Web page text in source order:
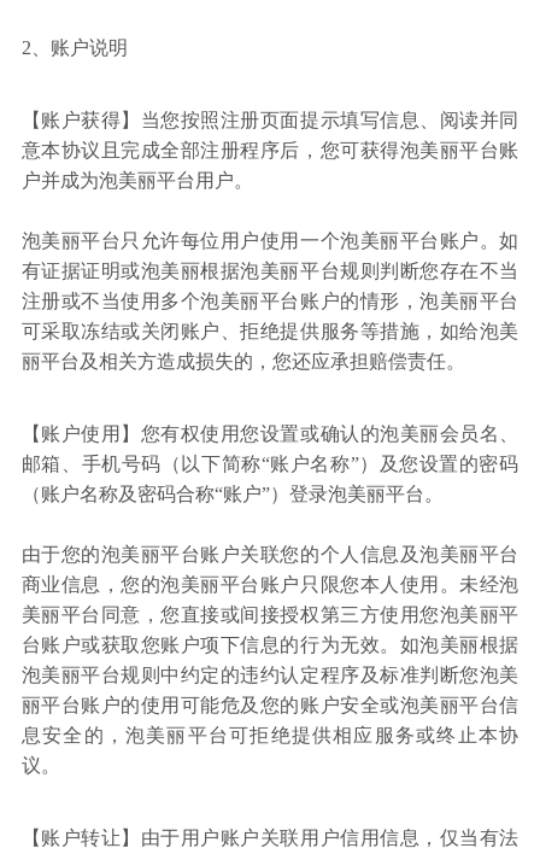
2、账户说明
【账户获得】当您按照注册页面提示填写信息、阅读并同
意本协议且完成全部注册程序后，您可获得泡美丽平台账
户并成为泡美丽平台用户。
泡美丽平台只允许每位用户使用一个泡美丽平台账户。如
有证据证明或泡美丽根据泡美丽平台规则判断您存在不当
注册或不当使用多个泡美丽平台账户的情形，泡美丽平台
可采取冻结或关闭账户、拒绝提供服务等措施，如给泡美
丽平台及相关方造成损失的，您还应承担赔偿责任。
【账户使用】您有权使用您设置或确认的泡美丽会员名、
邮箱、手机号码（以下简称“账户名称”）及您设置的密码
（账户名称及密码合称“账户”）登录泡美丽平台。
由于您的泡美丽平台账户关联您的个人信息及泡美丽平台
商业信息，您的泡美丽平台账户只限您本人使用。未经泡
美丽平台同意，您直接或间接授权第三方使用您泡美丽平
台账户或获取您账户项下信息的行为无效。如泡美丽根据
泡美丽平台规则中约定的违约认定程序及标准判断您泡美
丽平台账户的使用可能危及您的账户安全或泡美丽平台信
息安全的，泡美丽平台可拒绝提供相应服务或终止本协
议。
【账户转让】由于用户账户关联用户信用信息，仅当有法